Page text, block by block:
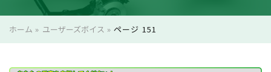
ホーム » ユーザーズボイス »ページ 151